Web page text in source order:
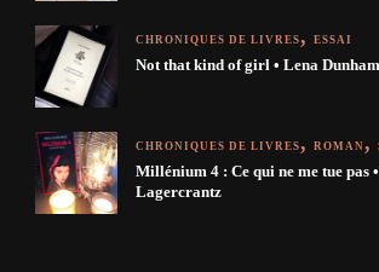
CHRONIQUES DE LIVRES ESSAI
Not that kind of girl • Lena Dunham
CHRONIQUES DE LIVRES ROMAN
Millénium 4 : Ce qui ne me tue pas
Lagercrantz